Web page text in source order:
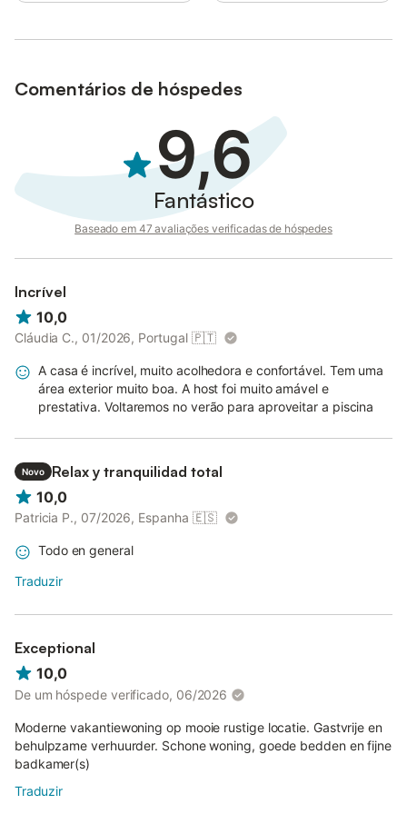
Comentários de hóspedes
9,6
Fantástico
Baseado em 47 avaliações verificadas de hóspedes
Incrível
10,0
Cláudia C., 01/2026, Portugal 🇵🇹
A casa é incrível, muito acolhedora e confortável. Tem uma
área exterior muito boa. A host foi muito amável e
prestativa. Voltaremos no verão para aproveitar a piscina
Novo
Relax y tranquilidad total
10,0
Patricia P., 07/2026, Espanha 🇪🇸
Todo en general
Traduzir
Exceptional
10,0
De um hóspede verificado, 06/2026
Moderne vakantiewoning op mooie rustige locatie. Gastvrije en
behulpzame verhuurder. Schone woning, goede bedden en fijne
badkamer(s)
Traduzir